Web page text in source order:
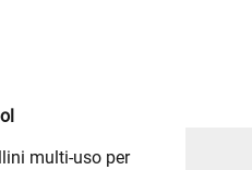
multi-uso per